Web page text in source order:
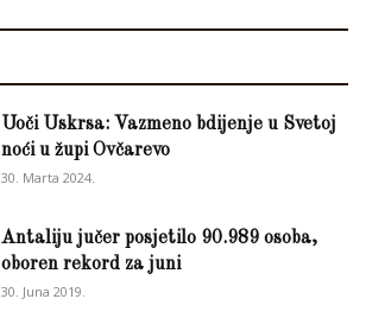
Uoči Uskrsa: Vazmeno bdijenje u Svetoj
noći u župi Ovčarevo
30. Marta 2024.
Antaliju jučer posjetilo 90.989 osoba,
oboren rekord za juni
30. Juna 2019.